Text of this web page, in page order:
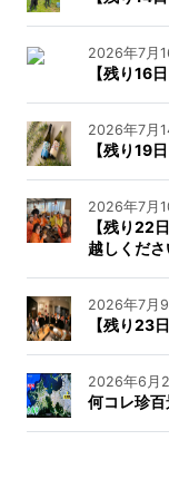
2026年7月
【残り16
2026年7月
【残り19
2026年7月
【残り22
越しくださ
2026年7月
【残り23
2026年6月
何コレ珍